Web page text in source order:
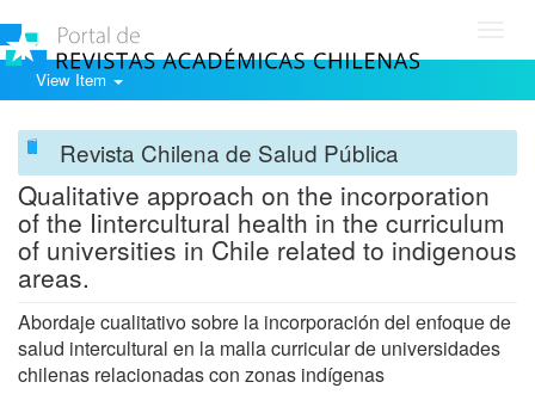
View Item
Revista Chilena de Salud Pública
Qualitative approach on the incorporation
of the Iintercultural health in the curriculum
of universities in Chile related to indigenous
areas.
Abordaje cualitativo sobre la incorporación del enfoque de
salud intercultural en la malla curricular de universidades
chilenas relacionadas con zonas indígenas